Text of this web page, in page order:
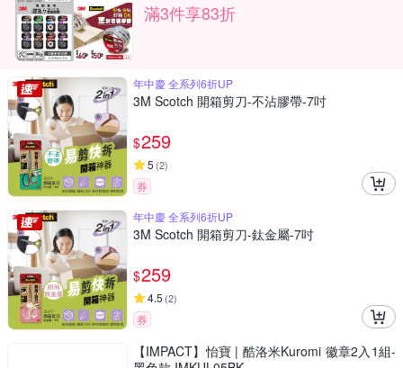
滿3件享83折
年中慶 全系列6折UP
3M Scotch 開箱剪刀-不沾膠帶-7吋
$259
5 (2)
券
年中慶 全系列6折UP
3M Scotch 開箱剪刀-鈦金屬-7吋
$259
4.5 (2)
券
【IMPACT】怡寶 | 酷洛米Kuromi 徽章2入1組-